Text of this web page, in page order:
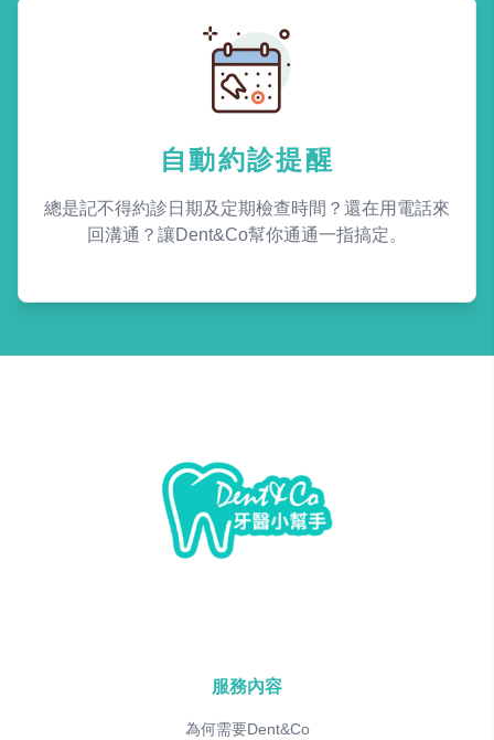
自動約診提醒
總是記不得約診日期及定期檢查時間？還在用電話來
回溝通？讓Dent&Co幫你通通一指搞定。
服務內容
為何需要Dent&Co